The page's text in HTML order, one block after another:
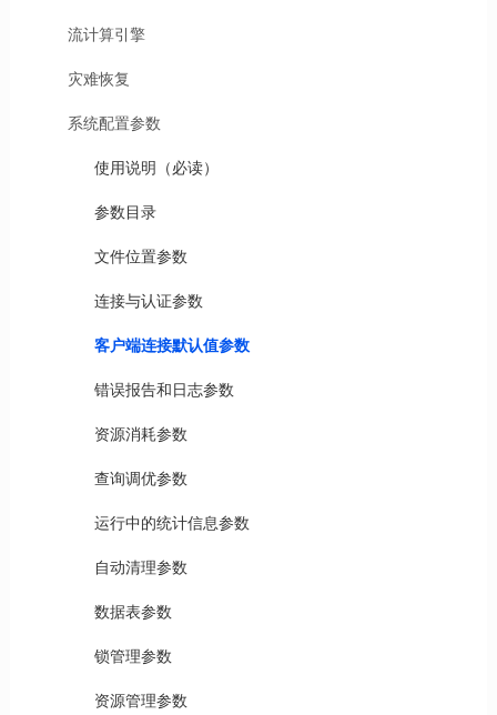
流计算引擎
灾难恢复
系统配置参数
使用说明（必读）
参数目录
文件位置参数
连接与认证参数
客户端连接默认值参数
错误报告和日志参数
资源消耗参数
查询调优参数
运行中的统计信息参数
自动清理参数
数据表参数
锁管理参数
资源管理参数